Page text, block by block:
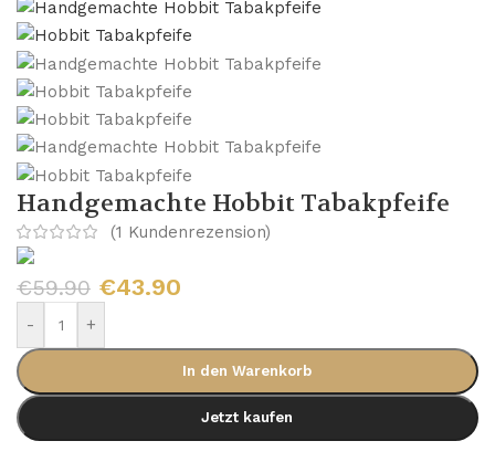
Handgemachte Hobbit Tabakpfeife
(1 Kundenrezension)
€59.90 €43.90
- +
In den Warenkorb
Jetzt kaufen